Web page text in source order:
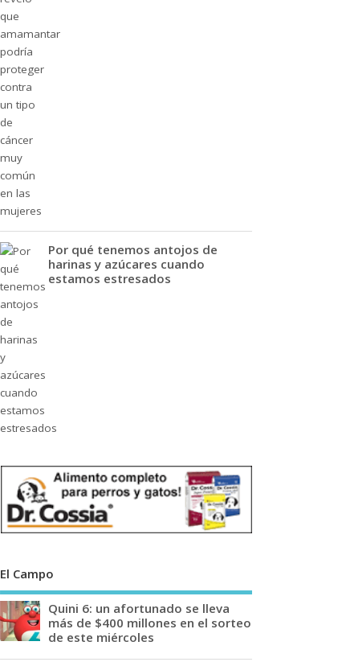
Por qué tenemos antojos de
harinas y azúcares cuando
estamos estresados
El Campo
Quini 6: un afortunado se lleva
más de $400 millones en el sorteo
de este miércoles